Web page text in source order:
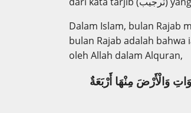
Dalam Islam, bulan Rajab
bulan Rajab adalah
oleh Allah dalam Alquran,
وَالْأَرْضَ مِنْهَا أَرْبَعَةٌ